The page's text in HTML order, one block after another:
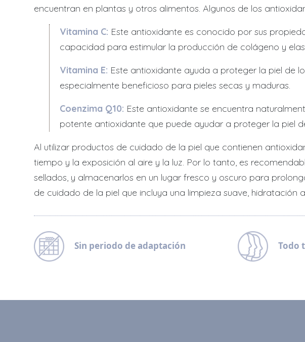
encuentran en plantas y otros alimentos. Algunos de los
Vitamina C: Este antioxidante es conocido por sus
capacidad para estimular la producción de colágeno y
Vitamina E: Este antioxidante ayuda a proteger la piel de
especialmente beneficioso para pieles secas y maduras.
Coenzima Q10: Este antioxidante se encuentra
potente antioxidante que puede ayudar a proteger la piel
Al utilizar productos de cuidado de la piel que contienen
tiempo y la exposición al aire y la luz. Por lo tanto, es
sellados, y almacenarlos en un lugar fresco y oscuro para
de cuidado de la piel que incluya una limpieza suave,
Sin periodo de adaptación Todo